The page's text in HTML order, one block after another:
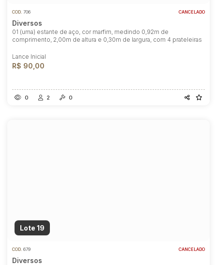
COD. 706 CANCELADO
Diversos
01 (uma) estante de aço, cor marfim, medindo 0,92m de
comprimento, 2,00m de altura e 0,30m de largura, com 4 prateleiras
Lance Inicial
R$ 90,00
0 2 0
Lote 19
COD. 679 CANCELADO
Diversos